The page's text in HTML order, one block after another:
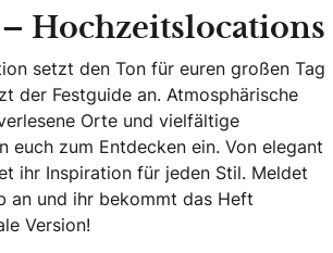
Hochzeitslocations
setzt den Ton für euren großen Tag
der Festguide an. Atmosphärische
Orte und vielfältige
euch zum Entdecken ein. Von elegant
ihr Inspiration für jeden Stil. Meldet
an und ihr bekommt das Heft
Version!